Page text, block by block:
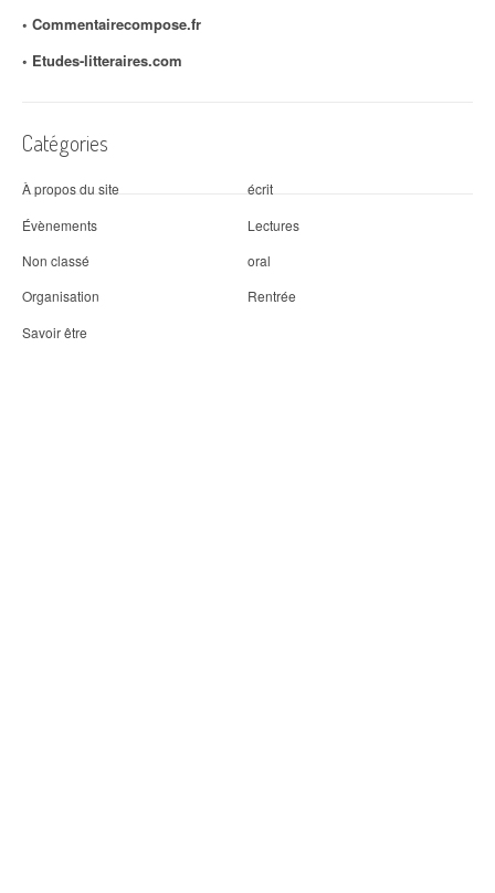
◦ Commentairecompose.fr
◦ Etudes-litteraires.com
Catégories
À propos du site
écrit
Évènements
Lectures
Non classé
oral
Organisation
Rentrée
Savoir être